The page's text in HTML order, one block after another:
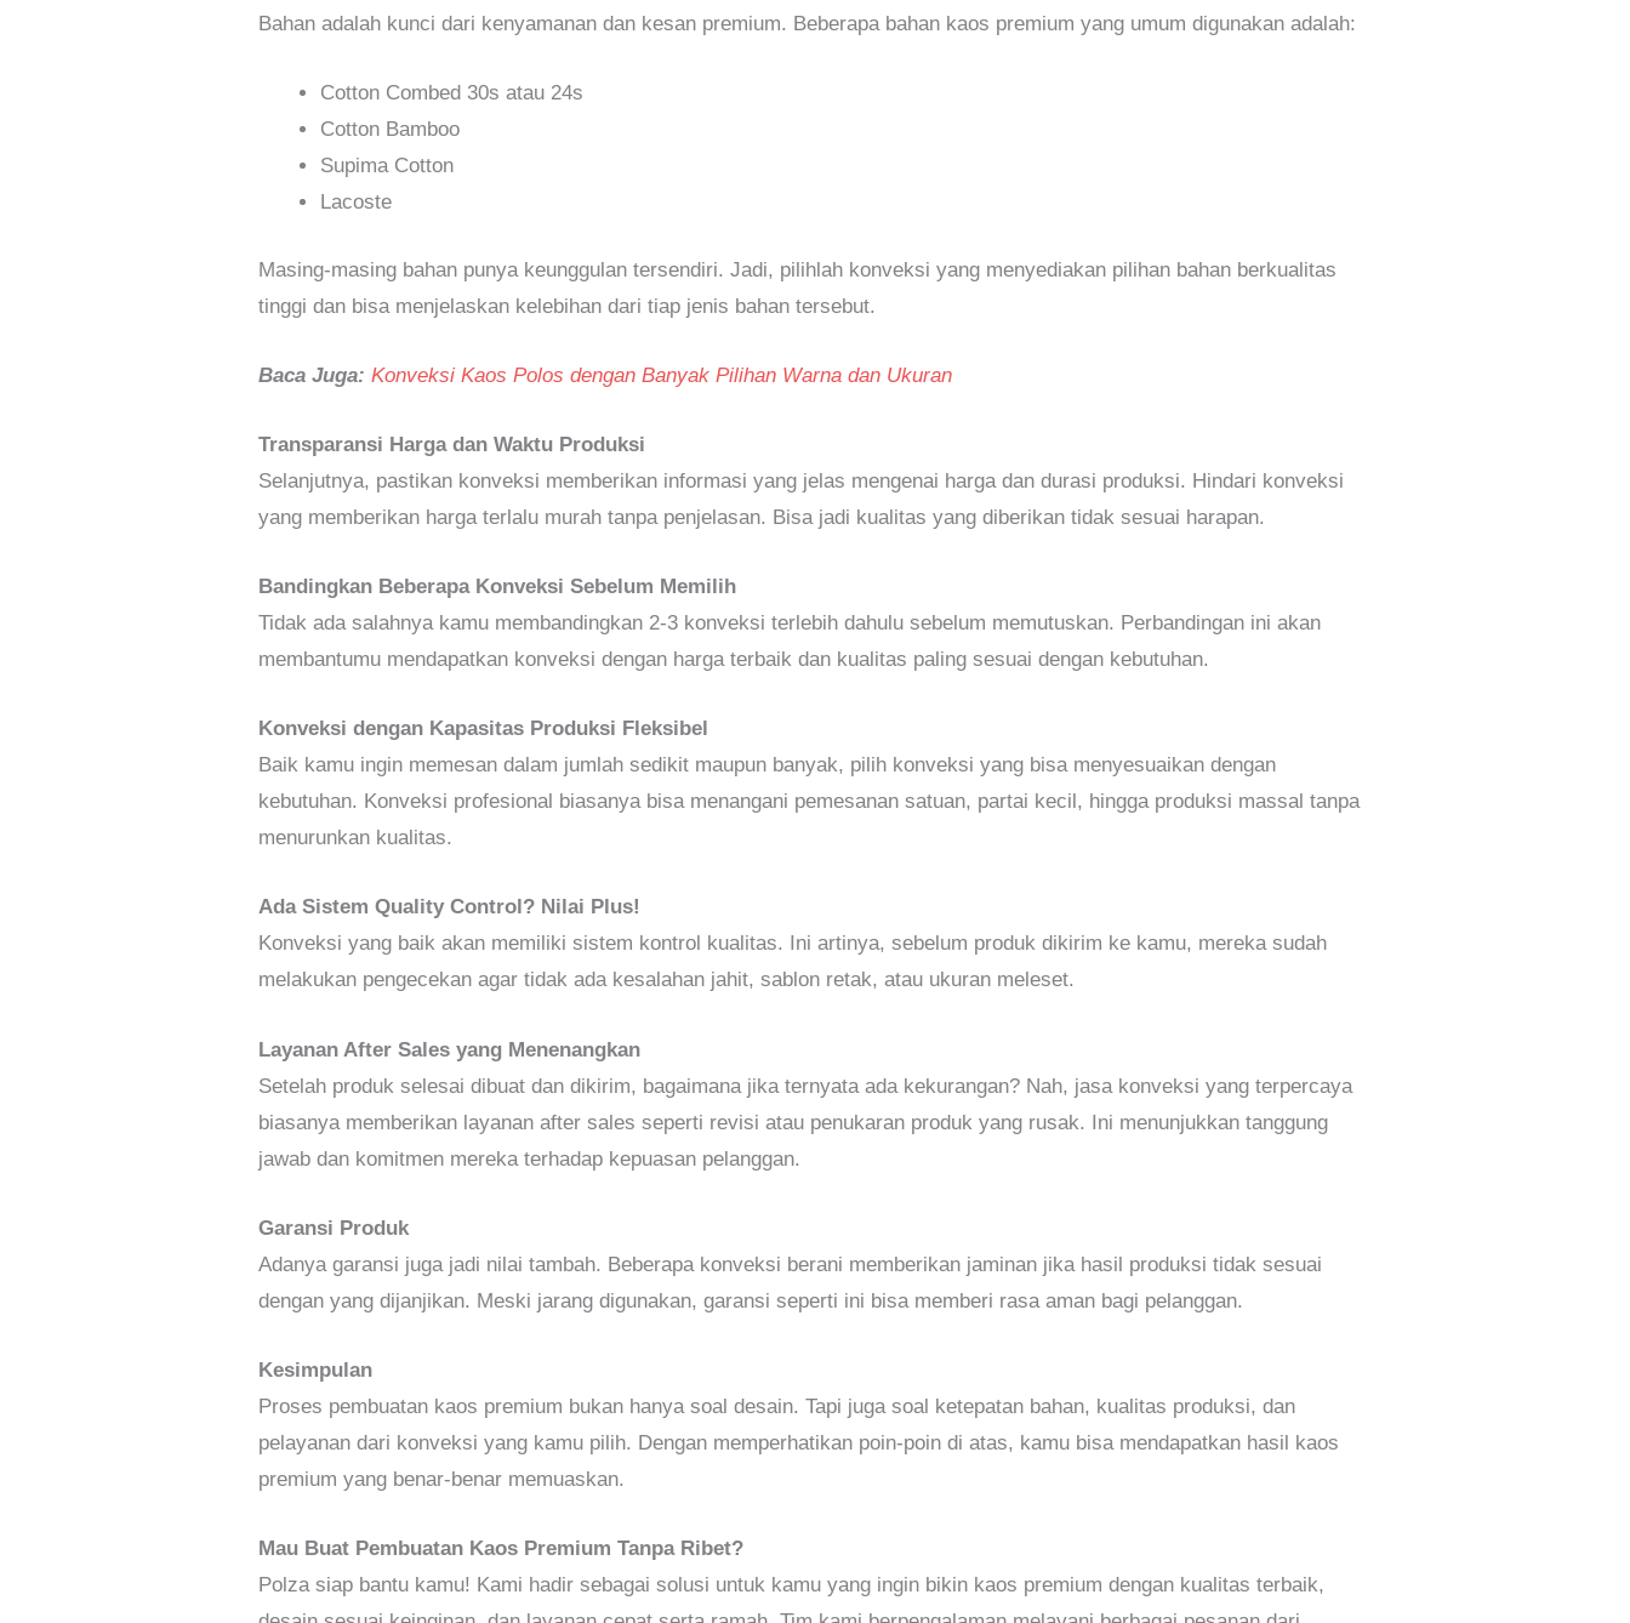
Bahan adalah kunci dari kenyamanan dan kesan premium. Beberapa bahan kaos premium yang umum digunakan adalah:
Cotton Combed 30s atau 24s
Cotton Bamboo
Supima Cotton
Lacoste
Masing-masing bahan punya keunggulan tersendiri. Jadi, pilihlah konveksi yang menyediakan pilihan bahan berkualitas
tinggi dan bisa menjelaskan kelebihan dari tiap jenis bahan tersebut.
Baca Juga: Konveksi Kaos Polos dengan Banyak Pilihan Warna dan Ukuran
Transparansi Harga dan Waktu Produksi
Selanjutnya, pastikan konveksi memberikan informasi yang jelas mengenai harga dan durasi produksi. Hindari konveksi
yang memberikan harga terlalu murah tanpa penjelasan. Bisa jadi kualitas yang diberikan tidak sesuai harapan.
Bandingkan Beberapa Konveksi Sebelum Memilih
Tidak ada salahnya kamu membandingkan 2-3 konveksi terlebih dahulu sebelum memutuskan. Perbandingan ini akan
membantumu mendapatkan konveksi dengan harga terbaik dan kualitas paling sesuai dengan kebutuhan.
Konveksi dengan Kapasitas Produksi Fleksibel
Baik kamu ingin memesan dalam jumlah sedikit maupun banyak, pilih konveksi yang bisa menyesuaikan dengan
kebutuhan. Konveksi profesional biasanya bisa menangani pemesanan satuan, partai kecil, hingga produksi massal tanpa
menurunkan kualitas.
Ada Sistem Quality Control? Nilai Plus!
Konveksi yang baik akan memiliki sistem kontrol kualitas. Ini artinya, sebelum produk dikirim ke kamu, mereka sudah
melakukan pengecekan agar tidak ada kesalahan jahit, sablon retak, atau ukuran meleset.
Layanan After Sales yang Menenangkan
Setelah produk selesai dibuat dan dikirim, bagaimana jika ternyata ada kekurangan? Nah, jasa konveksi yang terpercaya
biasanya memberikan layanan after sales seperti revisi atau penukaran produk yang rusak. Ini menunjukkan tanggung
jawab dan komitmen mereka terhadap kepuasan pelanggan.
Garansi Produk
Adanya garansi juga jadi nilai tambah. Beberapa konveksi berani memberikan jaminan jika hasil produksi tidak sesuai
dengan yang dijanjikan. Meski jarang digunakan, garansi seperti ini bisa memberi rasa aman bagi pelanggan.
Kesimpulan
Proses pembuatan kaos premium bukan hanya soal desain. Tapi juga soal ketepatan bahan, kualitas produksi, dan
pelayanan dari konveksi yang kamu pilih. Dengan memperhatikan poin-poin di atas, kamu bisa mendapatkan hasil kaos
premium yang benar-benar memuaskan.
Mau Buat Pembuatan Kaos Premium Tanpa Ribet?
Polza siap bantu kamu! Kami hadir sebagai solusi untuk kamu yang ingin bikin kaos premium dengan kualitas terbaik,